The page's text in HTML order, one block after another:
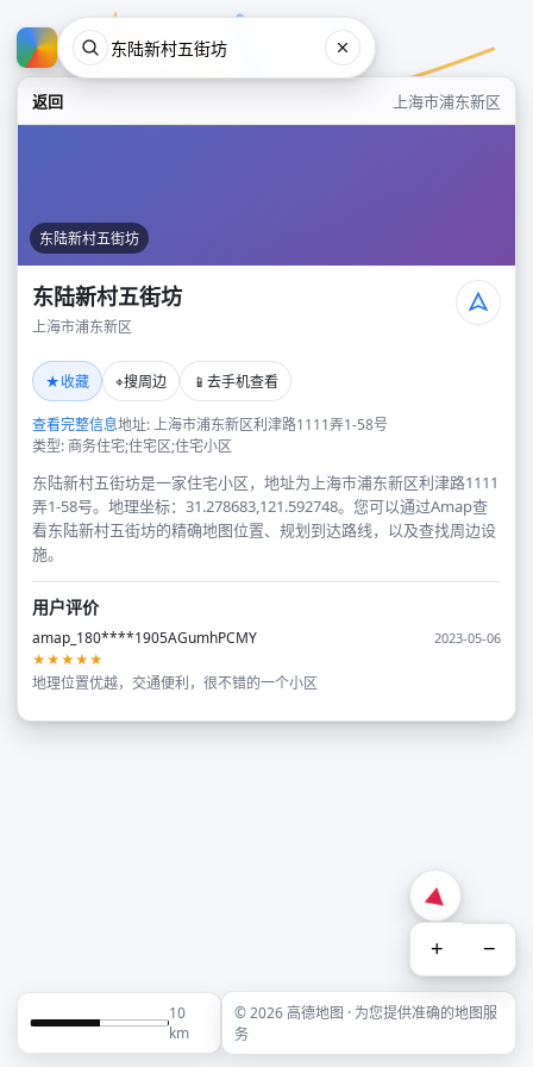
返回 上海市浦东新区
东陆新村五街坊
东陆新村五街坊
上海市浦东新区
★收藏 ⌖搜周边 📱 去手机查看
查看完整信息地址: 上海市浦东新区利津路1111弄1-58号
类型: 商务住宅;住宅区;住宅小区
东陆新村五街坊是一家住宅小区，地址为上海市浦东新区利津路1111
弄1-58号。地理坐标：31.278683,121.592748。您可以通过Amap查
看东陆新村五街坊的精确地图位置、规划到达路线，以及查找周边设
施。
用户评价
amap_180****1905AGumhPCMY
2023-05-06
★★★★★
地理位置优越，交通便利，很不错的一个小区
+ −
10
km
© 2026 高德地图 · 为您提供准确的地图服
务